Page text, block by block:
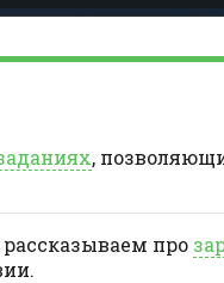
,
про